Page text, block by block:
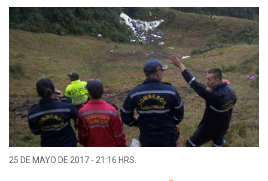
25 DE MAYO DE 2017 - 21:16 HRS.